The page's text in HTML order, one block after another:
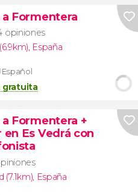
Formentera
opiniones
, España
Español
gratuita
Formentera +
Es Vedrá con
(7.1km), España